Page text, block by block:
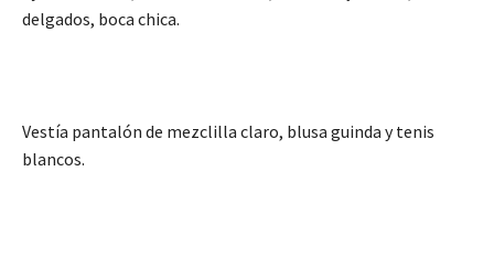
delgados, boca chica.
Vestía pantalón de mezclilla claro, blusa guinda y tenis
blancos.